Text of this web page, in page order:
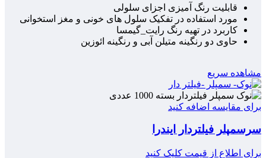
قابلیت رنگ آمیزی اجزای سلولی
مورد استفاده در تفکیک سلول های خونی و مغز استخوانی
کاربرد در تهیه رنگ رایت_گیمسا
حاوی دو رنگینه متیلن آبی و رنگینه ائوزین
مشاهده سریع
برای مقایسه اضافه کنید
سرسمپلر فیلتردار ایندرا
برای اطلاع از قیمت کلیک کنید